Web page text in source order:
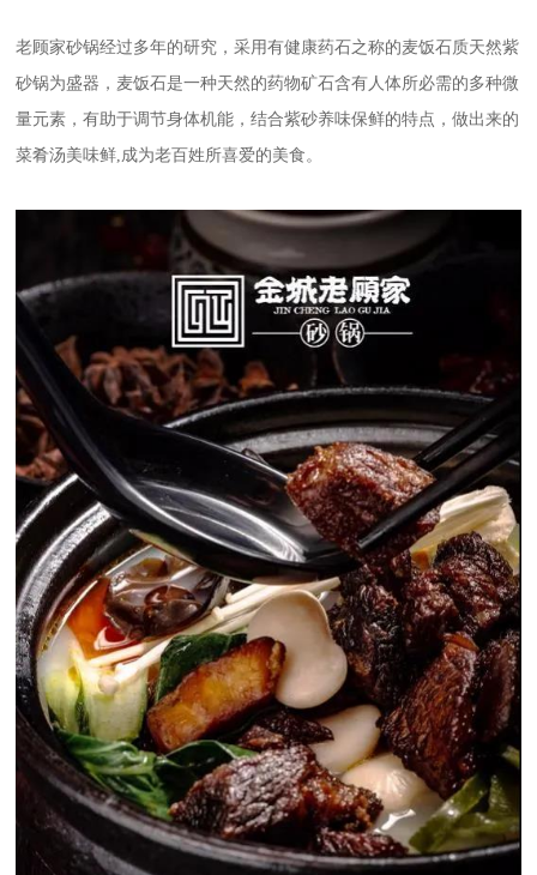
老顾家砂锅经过多年的研究，采用有健康药石之称的麦饭石质天然紫
砂锅为盛器，麦饭石是一种天然的药物矿石含有人体所必需的多种微
量元素，有助于调节身体机能，结合紫砂养味保鲜的特点，做出来的
菜肴汤美味鲜,成为老百姓所喜爱的美食。